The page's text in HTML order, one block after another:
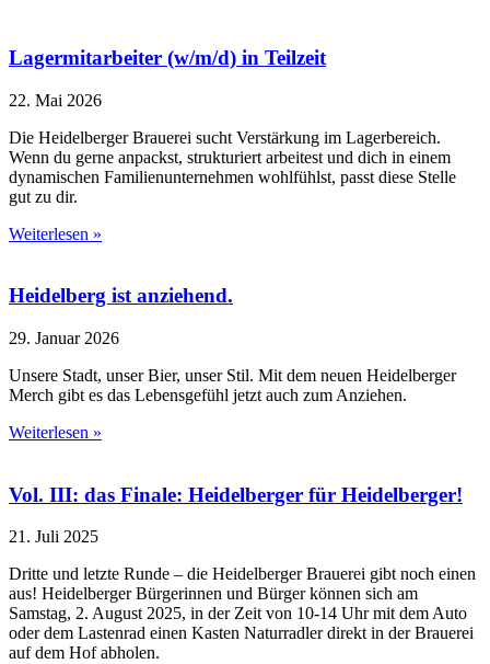
Lagermitarbeiter (w/m/d) in Teilzeit
22. Mai 2026
Die Heidelberger Brauerei sucht Verstärkung im Lagerbereich.
Wenn du gerne anpackst, strukturiert arbeitest und dich in einem
dynamischen Familienunternehmen wohlfühlst, passt diese Stelle
gut zu dir.
Weiterlesen »
Heidelberg ist anziehend.
29. Januar 2026
Unsere Stadt, unser Bier, unser Stil. Mit dem neuen Heidelberger
Merch gibt es das Lebensgefühl jetzt auch zum Anziehen.
Weiterlesen »
Vol. III: das Finale: Heidelberger für Heidelberger!
21. Juli 2025
Dritte und letzte Runde – die Heidelberger Brauerei gibt noch einen
aus! Heidelberger Bürgerinnen und Bürger können sich am
Samstag, 2. August 2025, in der Zeit von 10-14 Uhr mit dem Auto
oder dem Lastenrad einen Kasten Naturradler direkt in der Brauerei
auf dem Hof abholen.